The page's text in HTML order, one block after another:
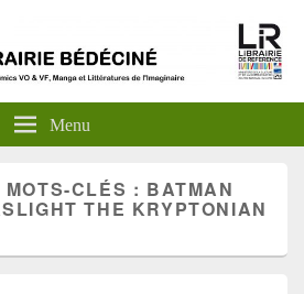
Menu
CLÉS : BATMAN
THE KRYPTONIAN